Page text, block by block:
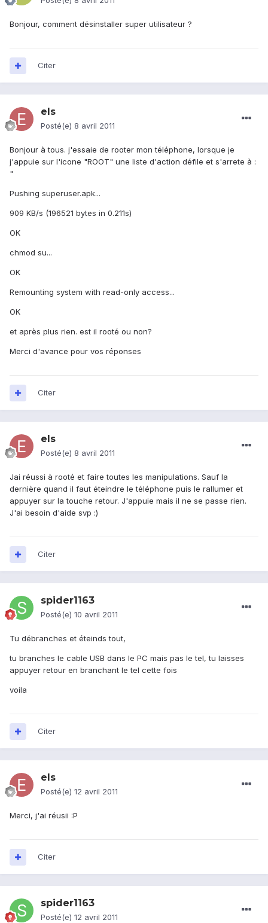
Bonjour, comment désinstaller super utilisateur ?
Citer
els
Posté(e) 8 avril 2011
Bonjour à tous. j'essaie de rooter mon téléphone, lorsque je
j'appuie sur l'icone "ROOT" une liste d'action défile et s'arrete à :
"
Pushing superuser.apk...
909 KB/s (196521 bytes in 0.211s)
OK
chmod su...
OK
Remounting system with read-only access...
OK
et après plus rien. est il rooté ou non?
Merci d'avance pour vos réponses
Citer
els
Posté(e) 8 avril 2011
Jai réussi à rooté et faire toutes les manipulations. Sauf la
dernière quand il faut éteindre le téléphone puis le rallumer et
appuyer sur la touche retour. J'appuie mais il ne se passe rien.
J'ai besoin d'aide svp :)
Citer
spider1163
Posté(e) 10 avril 2011
Tu débranches et éteinds tout,
tu branches le cable USB dans le PC mais pas le tel, tu laisses
appuyer retour en branchant le tel cette fois
voila
Citer
els
Posté(e) 12 avril 2011
Merci, j'ai réusii :P
Citer
spider1163
Posté(e) 12 avril 2011